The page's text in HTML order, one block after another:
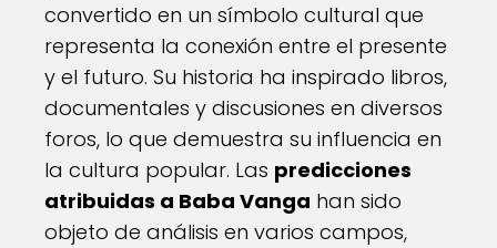
convertido en un símbolo cultural que
representa la conexión entre el presente
y el futuro. Su historia ha inspirado libros,
documentales y discusiones en diversos
foros, lo que demuestra su influencia en
la cultura popular. Las predicciones
atribuidas a Baba Vanga han sido
objeto de análisis en varios campos,